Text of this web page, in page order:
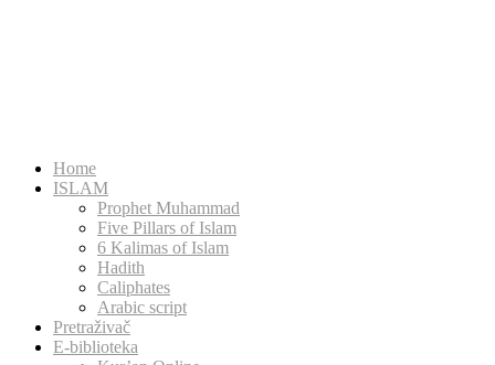
Home
ISLAM
Prophet Muhammad
Five Pillars of Islam
6 Kalimas of Islam
Hadith
Caliphates
Arabic script
Pretraživač
E-biblioteka